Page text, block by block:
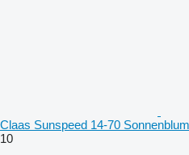
Claas Sunspeed 14-70
10